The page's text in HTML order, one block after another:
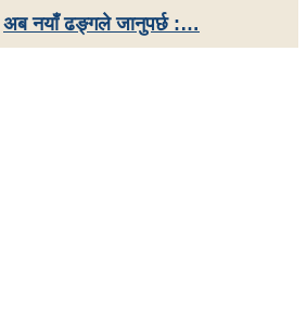
अब नयाँ ढङ्गले जानुपर्छ :…